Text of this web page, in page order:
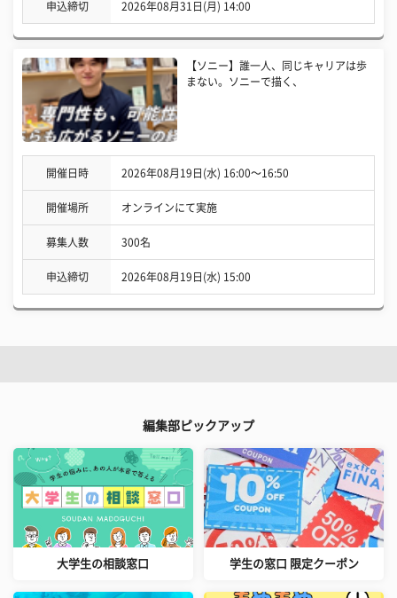
申込締切 2026年08月31日(月) 14:00
【ソニー】誰一人、同じキャリアは歩
まない。ソニーで描く、
開催日時 2026年08月19日(水) 16:00〜16:50
開催場所 オンラインにて実施
募集人数 300名
申込締切 2026年08月19日(水) 15:00
編集部ピックアップ
大学生の相談窓口 学生の窓口 限定クーポン